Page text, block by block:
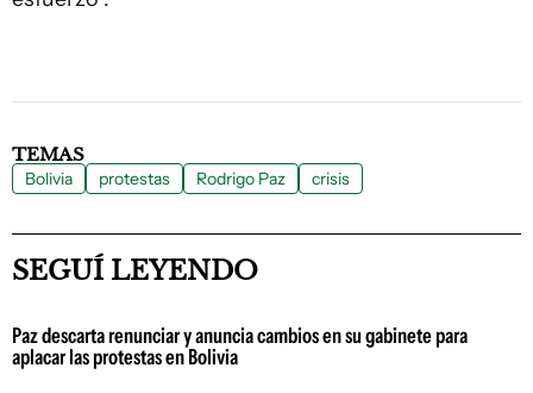
TEMAS
Bolivia protestas Rodrigo Paz crisis
SEGUÍ LEYENDO
Paz descarta renunciar y anuncia cambios en su gabinete para
aplacar las protestas en Bolivia